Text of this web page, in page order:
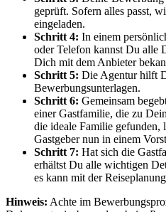
geprüft. Sofern alles passt,
eingeladen.
Schritt 4: In einem
oder Telefon kannst Du alle
Dich mit dem Anbieter
Schritt 5: Die Agentur hilft
Bewerbungsunterlagen.
Schritt 6: Gemeinsam
einer Gastfamilie, die zu
die ideale Familie
Gastgeber nun in einem
Schritt 7: Hat sich die
erhältst Du alle wichtigen
es kann mit der
Hinweis: Achte im